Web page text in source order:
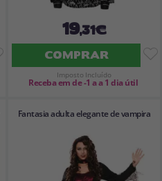
19,31€
COMPRAR
Imposto Incluído
Receba em de -1 a a 1 dia útil
Fantasia adulta elegante de vampira